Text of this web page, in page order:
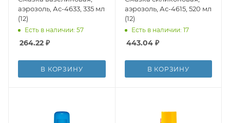
аэрозоль, Ас-4633, 335 мл
(12)
Есть в наличии: 57
264.22 ₽
В КОРЗИНУ
аэрозоль, Ас-4615, 520 мл
(12)
Есть в наличии: 17
443.04₽
В КОРЗИНУ